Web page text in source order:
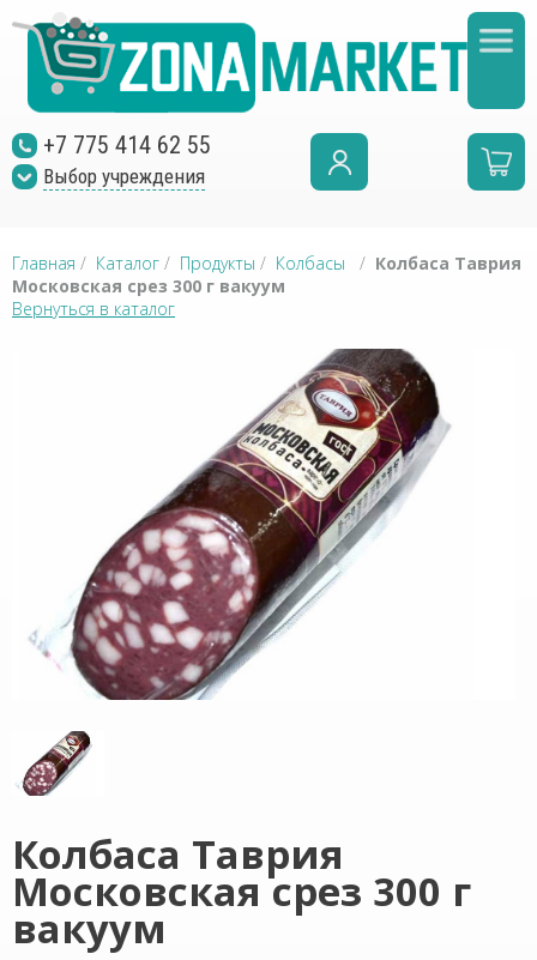
+7 775 414 62 55
Выбор учреждения
Главная / Каталог / Продукты / Колбасы / Колбаса Таврия
Московская срез 300 г вакуум
Вернуться в каталог
Колбаса Таврия
Московская срез 300 г
вакуум